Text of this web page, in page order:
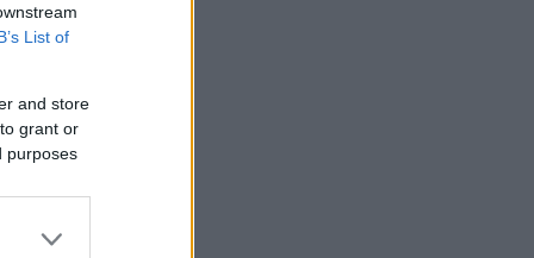
List of
and store
grant or
purposes